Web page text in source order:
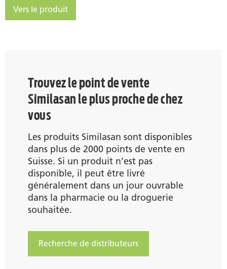
Similasan Grippe et la fièvre No 1
Vers le produit
Trouvez le point de vente
Similasan le plus proche de chez
vous
Les produits Similasan sont disponibles
dans plus de 2000 points de vente en
Suisse. Si un produit n’est pas
disponible, il peut être livré
généralement dans un jour ouvrable
dans la pharmacie ou la droguerie
souhaitée.
Recherche de distributeurs